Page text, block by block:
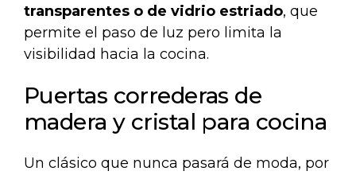
transparentes o de vidrio estriado, que
permite el paso de luz pero limita la
visibilidad hacia la cocina.
Puertas correderas de
madera y cristal para cocina
Un clásico que nunca pasará de moda, por